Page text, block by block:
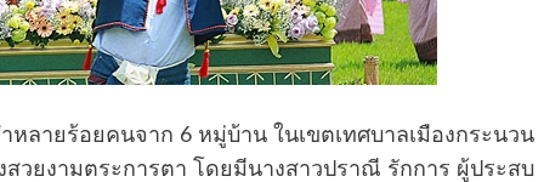
ลายร้อยคนจาก 6 หมู่บ้าน ในเขตเทศบาลเมืองกระนวน
วยงามตระการตา โดยมีนางสาวปราณี รักการ ผู้ประสบ